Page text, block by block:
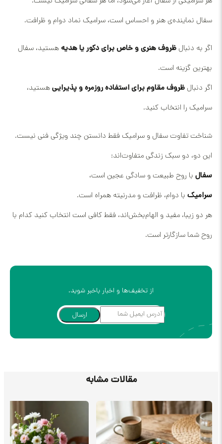
سفال نماینده‌ی هنر و احساس است، سرامیک نماد دوام و ظرافت.
اگر به دنبالظروف هنری و خاص برای دکور یا هدیه هستید، سفال
بهترین گزینه است.
اگر دنبالظروف مقاوم برای استفاده روزمره و پذیراییهستید،
سرامیک را انتخاب کنید.
شناخت تفاوت سفال و سرامیک فقط دانستن چند ویژگی فنی نیست.
این دو، دو سبک زندگی متفاوت‌اند:
سفال با روح طبیعت و سادگی عجین است،
سرامیک با دوام، ظرافت و مدرنیته همراه است.
هر دو زیبا، مفید و الهام‌بخش‌اند، فقط کافی است انتخاب کنید کدام با
روح شما سازگارتر است.
از تخفیف‌ها و اخبار باخبر شوید.
ارسال
مقالات مشابه